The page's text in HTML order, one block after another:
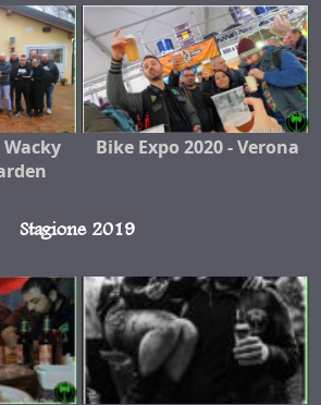
Bike Expo 2020 - Verona
Stagione 2019